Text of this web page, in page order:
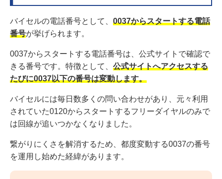
バイセルの電話番号として、 0037からスタートする電話
番号が挙げられます。
0037からスタートする電話番号は、公式サイトで確認で
きる番号です。特徴として、 公式サイトへアクセスする
たびに0037以下の番号は変動します。
バイセルには毎日数多くの問い合わせがあり、元々利用
されていた0120からスタートするフリーダイヤルのみで
は回線が追いつかなくなりました。
繋がりにくさを解消するため、都度変動する0037の番号
を運用し始めた経緯があります。